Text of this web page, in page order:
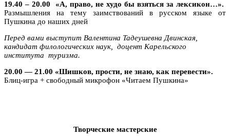
19.40 – 20.00 «А, право, не худо бы взяться за лексикон…».
Размышления на тему заимствований в русском языке от
Пушкина до наших дней
Перед вами выступит Валентина Тадеушевна Двинская,
кандидат филологических наук, доцент Карельского
института туризма.
20.00 — 21.00 «Шишков, прости, не знаю, как перевести».
Блиц-игра + свободный микрофон «Читаем Пушкина»
Творческие мастерские